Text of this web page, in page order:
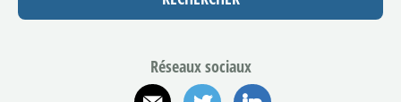
Réseaux sociaux